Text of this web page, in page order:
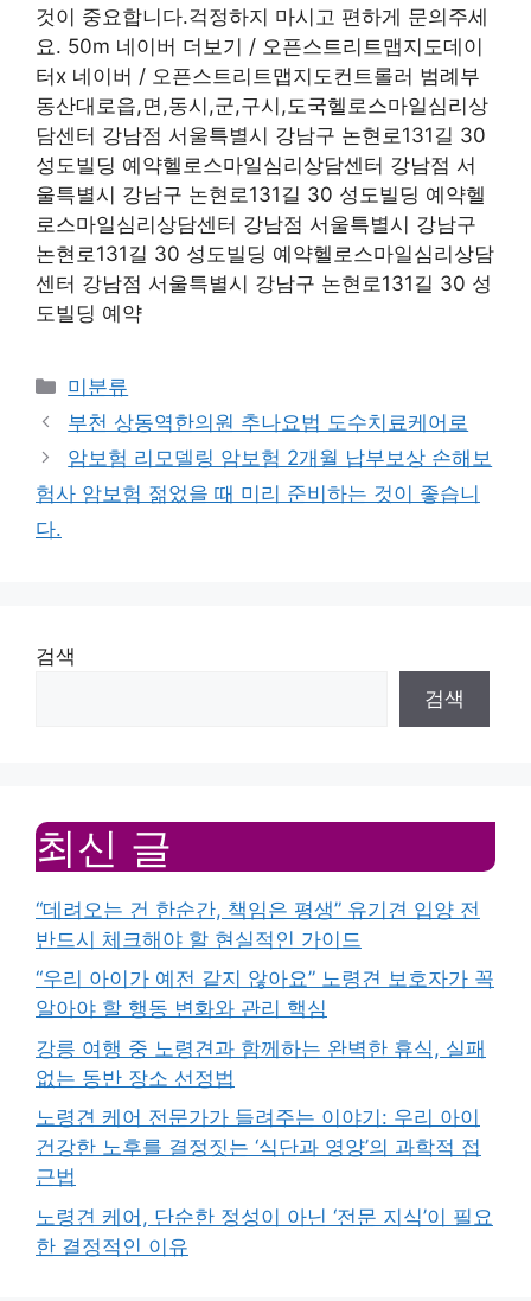
것이 중요합니다.걱정하지 마시고 편하게 문의주세
요. 50m 네이버 더보기 / 오픈스트리트맵지도데이
터x 네이버 / 오픈스트리트맵지도컨트롤러 범례부
동산대로읍,면,동시,군,구시,도국헬로스마일심리상
담센터 강남점 서울특별시 강남구 논현로131길 30
성도빌딩 예약헬로스마일심리상담센터 강남점 서
울특별시 강남구 논현로131길 30 성도빌딩 예약헬
로스마일심리상담센터 강남점 서울특별시 강남구
논현로131길 30 성도빌딩 예약헬로스마일심리상담
센터 강남점 서울특별시 강남구 논현로131길 30 성
도빌딩 예약
Categories
미분류
부천 상동역한의원 추나요법 도수치료케어로
암보험 리모델링 암보험 2개월 납부보상 손해보
험사 암보험 젊었을 때 미리 준비하는 것이 좋습니
다.
검색
검색
최신 글
“데려오는 건 한순간, 책임은 평생” 유기견 입양 전
반드시 체크해야 할 현실적인 가이드
“우리 아이가 예전 같지 않아요” 노령견 보호자가 꼭
알아야 할 행동 변화와 관리 핵심
강릉 여행 중 노령견과 함께하는 완벽한 휴식, 실패
없는 동반 장소 선정법
노령견 케어 전문가가 들려주는 이야기: 우리 아이
건강한 노후를 결정짓는 ‘식단과 영양’의 과학적 접
근법
노령견 케어, 단순한 정성이 아닌 ‘전문 지식’이 필요
한 결정적인 이유